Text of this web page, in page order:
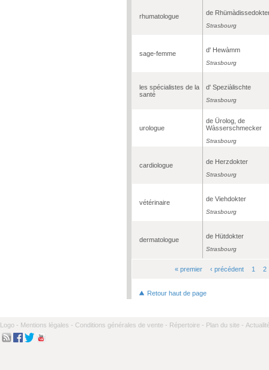
rhumatologue de
Strasbourg
sage-femme d' Hewàmm
Strasbourg
les spécialistes de la
santé
d' Speziàlischte
Strasbourg
urologue
de Ürolog, de
Wàsserschmecker
Strasbourg
cardiologue de Herzdokter
Strasbourg
vétérinaire de Viehdokter
Strasbourg
dermatologue de Hütdokter
Strasbourg
« premier ‹ précédent 1 2
Retour haut de page
Logo - Mentions légales - Conditions générales de vente - Répertoire - Plan du site -